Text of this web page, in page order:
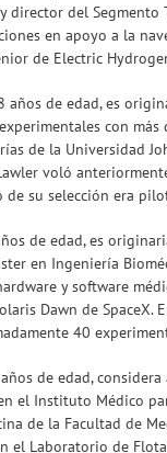
director del
en apoyo a la
de Electric
años de edad, es
con más
de la Universidad
voló
de su selección era
de edad, es
en Ingeniería
y software
Dawn de SpaceX.
40
de edad,
el Instituto Médico
de la Facultad de
el Laboratorio de